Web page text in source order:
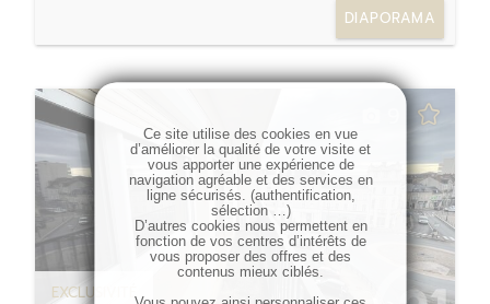
DIAPORAMA
EXCLUSIVITÉ
Ce site utilise des cookies en vue
d’améliorer la qualité de votre visite et
vous apporter une expérience de
navigation agréable et des services en
ligne sécurisés. (authentification,
sélection …)
D’autres cookies nous permettent en
fonction de vos centres d’intérêts de
vous proposer des offres et des
contenus mieux ciblés.